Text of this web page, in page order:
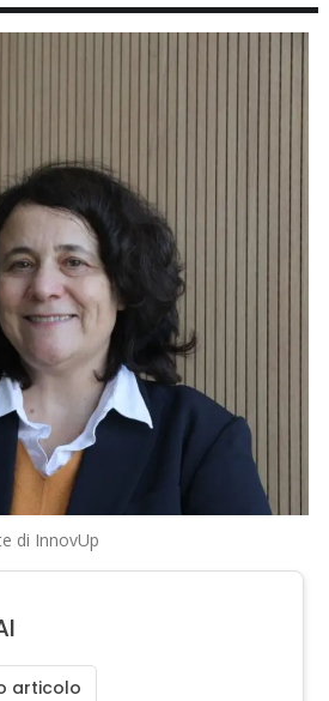
di InnovUp
articolo